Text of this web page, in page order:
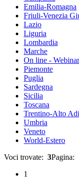
Emilia-Romagna
Friuli-Venezia
Lazio
Liguria
Lombardia
Marche
On line - Webinar
Piemonte
Puglia
Sardegna
Sicilia
Toscana
Trentino-Alto
Umbria
Veneto
World-Estero
Voci trovate: 3Pagina:
1